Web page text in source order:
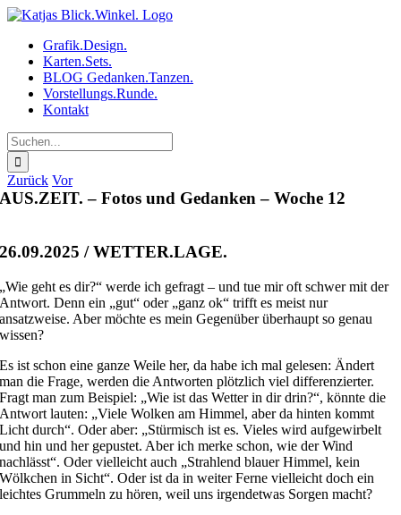
Zum
springenGrafik.Design.
Karten.Sets.
BLOG Gedanken.Tanzen.
Vorstellungs.Runde.
Kontakt
Suche
nach:
Zurück Vor
AUS.ZEIT. – Fotos und Gedanken – Woche 12
26.09.2025 / WETTER.LAGE.
„Wie geht es dir?“ werde ich gefragt – und tue mir oft schwer mit der
Antwort. Denn ein „gut“ oder „ganz ok“ trifft es meist nur
ansatzweise. Aber möchte es mein Gegenüber überhaupt so genau
wissen?
Es ist schon eine ganze Weile her, da habe ich mal gelesen: Ändert
man die Frage, werden die Antworten plötzlich viel differenzierter.
Fragt man zum Beispiel: „Wie ist das Wetter in dir drin?“, könnte die
Antwort lauten: „Viele Wolken am Himmel, aber da hinten kommt
Licht durch“. Oder aber: „Stürmisch ist es. Vieles wird aufgewirbelt
und hin und her gepustet. Aber ich merke schon, wie der Wind
nachlässt“. Oder vielleicht auch „Strahlend blauer Himmel, kein
Wölkchen in Sicht“. Oder ist da in weiter Ferne vielleicht doch ein
leichtes Grummeln zu hören, weil uns irgendetwas Sorgen macht?